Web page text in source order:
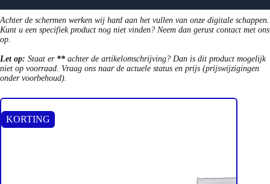
Achter de schermen werken wij hard aan het vullen van onze digitale schappen.
Kunt u een specifiek product nog niet vinden? Neem dan gerust contact met ons
op.
Let op: Staat er ** achter de artikelomschrijving? Dan is dit product mogelijk
niet op voorraad. Vraag ons naar de actuele status en prijs (prijswijzigingen
onder voorbehoud).
KORTING